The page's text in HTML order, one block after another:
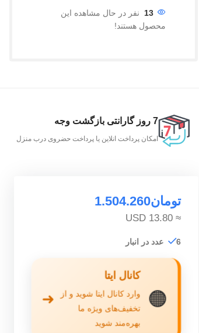
13
نفر در حال مشاهده این
محصول هستند!
7 روز گارانتی بازگشت وجه
امکان پرداخت انلاین یا پرداخت حضروی درب منزل
تومان1.504.260
≈ 13.80 USD
6 عدد در انبار
🟠
کانال ایتا
وارد کانال ایتا شوید و از
تخفیف‌های ویژه ما
بهره‌مند شوید
➜